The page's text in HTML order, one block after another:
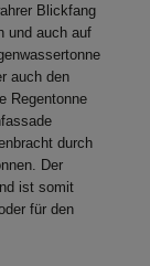
Blickfang
und auch auf
auch den
Regentonne
durch
Der
ist somit
für den